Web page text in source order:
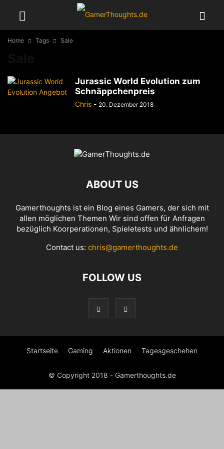
Home Tags Sale
Jurassic World Evolution zum
Schnäppchenpreis
Chris - 20. Dezember 2018
ABOUT US
Gamerthoughts ist ein Blog eines Gamers, der sich mit
allen möglichen Themen Wir sind offen für Anfragen
bezüglich Koorperationen, Spieletests und ähnlichem!
Contact us: chris@gamerthoughts.de
FOLLOW US
Startseite Gaming Aktionen Tagesgeschehen
© Copyright 2018 - Gamerthoughts.de